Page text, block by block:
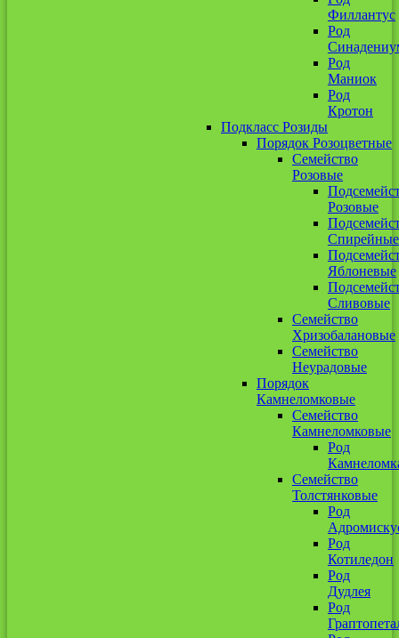
Филлантус
Род
Род
Маниок
Род
Кротон
Подкласс Розиды
Порядок Розоцветные
Семейство
Розовые
Розовые
Спирейные
Яблоневые
Сливовые
Семейство
Хризобалановые
Семейство
Неурадовые
Порядок
Камнеломковые
Семейство
Камнеломковые
Род
Семейство
Толстянковые
Род
Род
Котиледон
Род
Дудлея
Род